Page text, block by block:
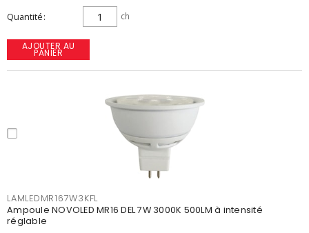
Quantité ch
AJOUTER AU
PANIER
LAMLEDMR167W3KFL
Ampoule NOVOLED MR16 DEL 7W 3000K 500LM à intensité
réglable